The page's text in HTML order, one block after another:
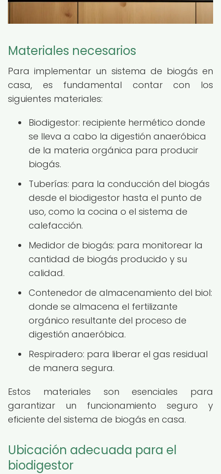
Materiales necesarios
Para implementar un sistema de biogás en
casa, es fundamental contar con los
siguientes materiales:
Biodigestor: recipiente hermético donde
se lleva a cabo la digestión anaeróbica
de la materia orgánica para producir
biogás.
Tuberías: para la conducción del biogás
desde el biodigestor hasta el punto de
uso, como la cocina o el sistema de
calefacción.
Medidor de biogás: para monitorear la
cantidad de biogás producido y su
calidad.
Contenedor de almacenamiento del biol:
donde se almacena el fertilizante
orgánico resultante del proceso de
digestión anaeróbica.
Respiradero: para liberar el gas residual
de manera segura.
Estos materiales son esenciales para
garantizar un funcionamiento seguro y
eficiente del sistema de biogás en casa.
Ubicación adecuada para el
biodigestor